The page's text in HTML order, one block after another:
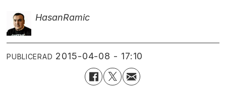
HasanRamic
PUBLICERAD 2015-04-08 - 17:10